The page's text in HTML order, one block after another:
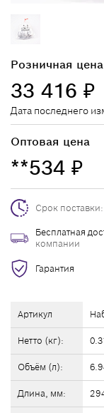
Артикул
Нетто (кг):
Объём (л):
Длина, мм:
Розничная цена
33 416 ₽
Дата последнего
Оптовая цена
**534 ₽
Срок поставки:
Бесплатная
компании
Гарантия